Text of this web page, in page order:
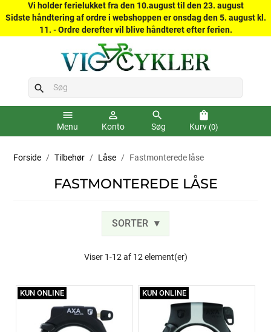
Vi holder ferielukket fra den 10.august til den 23. august
Sidste håndtering af ordre i webshoppen er onsdag den 5. august kl.
11. - Ordre derefter vil blive håndteret efter ferien.
search
menu
Menu
person_outline
Konto
search
Søg
shopping_bag
Kurv (0)
Forside Tilbehør Låse Fastmonterede låse
FASTMONTEREDE LÅSE
SORTER
Viser 1-12 af 12 element(er)
KUN ONLINE KUN ONLINE